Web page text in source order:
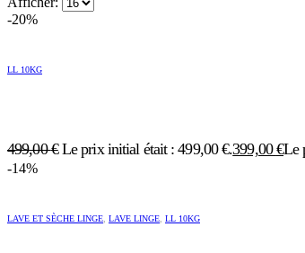
-20%
LL 10KG
499,00€ Le prix initial était : 499,00 €.399,00€Le
-14%
LAVE ET SÈCHE LINGE, LAVE LINGE, LL 10KG